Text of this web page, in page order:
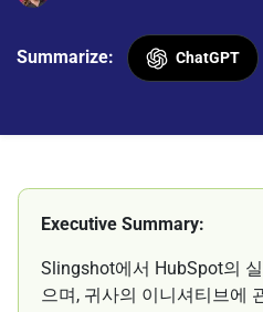
Summarize: ChatGPT
Executive Summary:
Slingshot에서 HubSpot의
으며, 귀사의 이니셔티브에